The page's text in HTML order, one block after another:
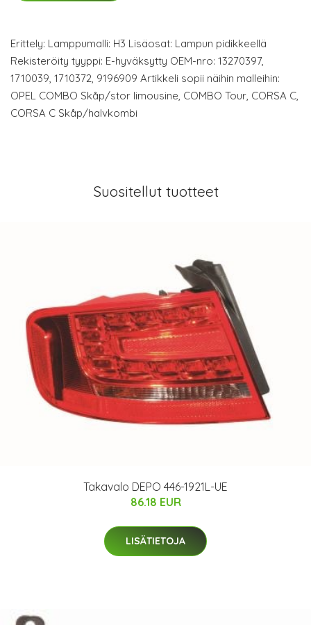
Erittely: Lamppumalli: H3 Lisäosat: Lampun pidikkeellä
Rekisteröity tyyppi: E-hyväksytty OEM-nro: 13270397,
1710039, 1710372, 9196909 Artikkeli sopii näihin malleihin:
OPEL COMBO Skåp/stor limousine, COMBO Tour, CORSA C,
CORSA C Skåp/halvkombi
Suositellut tuotteet
Takavalo DEPO 446-1921L-UE
86.18 EUR
LISÄTIETOJA